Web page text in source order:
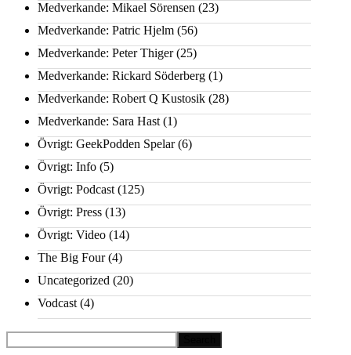
Medverkande: Mikael Sörensen (23)
Medverkande: Patric Hjelm (56)
Medverkande: Peter Thiger(25)
Medverkande: Rickard Söderberg (1)
Medverkande: Robert Q Kustosik (28)
Medverkande: Sara Hast (1)
Övrigt: GeekPodden Spelar(6)
Övrigt: Info (5)
Övrigt: Podcast (125)
Övrigt: Press (13)
Övrigt: Video (14)
The Big Four(4)
Uncategorized (20)
Vodcast (4)